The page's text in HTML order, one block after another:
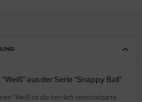
aus der Serie "Snappy Ball"
Weiß ist die herrlich streichelzarte